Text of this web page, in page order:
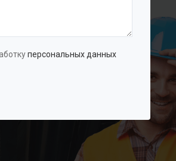
персональных данных